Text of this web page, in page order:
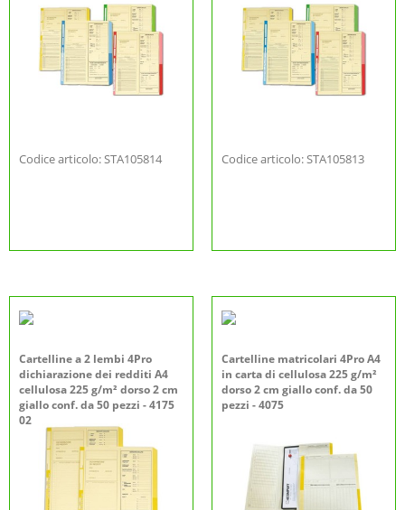
Codice articolo: STA105814 Codice articolo: STA105813
Cartelline a 2 lembi 4Pro
dichiarazione dei redditi A4
cellulosa 225 g/m² dorso 2 cm
giallo conf. da 50 pezzi - 4175
02
Cartelline matricolari 4Pro A4
in carta di cellulosa 225 g/m²
dorso 2 cm giallo conf. da 50
pezzi - 4075